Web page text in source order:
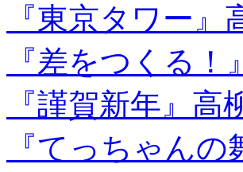
『東京タワー』
『差をつくる！
『謹賀新年』高
『てっちゃん